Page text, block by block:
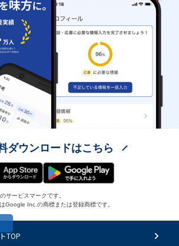
ダウンロードはこちら
ービスマークです。
Inc.の商標または登録商標です。
TOP